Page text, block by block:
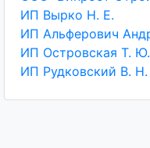
ИП Вырко Н. Е.
ИП Островская Т. Ю.
ИП Рудковский В. Н.